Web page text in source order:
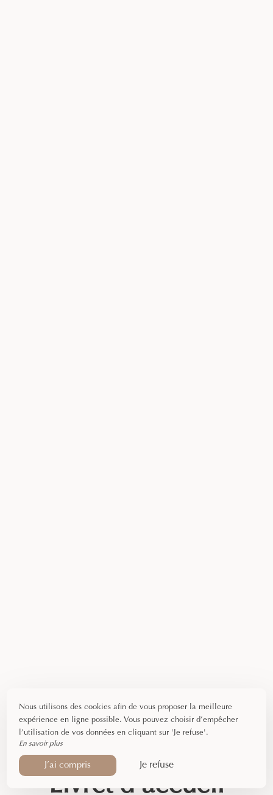
Livret d'accueil
Nous utilisons des cookies afin de vous proposer la meilleure
expérience en ligne possible. Vous pouvez choisir d’empêcher
l’utilisation de vos données en cliquant sur 'Je refuse'.
En savoir plus
J’ai compris Je refuse